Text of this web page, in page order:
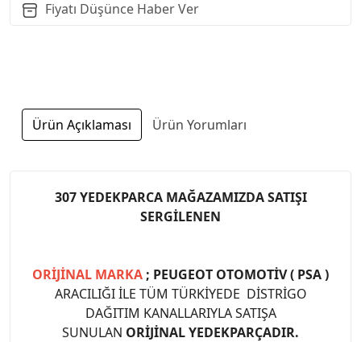
Fiyatı Düşünce Haber Ver
Ürün Açıklaması Ürün Yorumları
307 YEDEKPARCA MAĞAZAMIZDA SATIŞI
SERGİLENEN
ORİJİNAL MARKA ; PEUGEOT OTOMOTİV ( PSA )
ARACILIĞI İLE TÜM TÜRKİYEDE DİSTRİGO
DAĞITIM KANALLARIYLA SATIŞA
SUNULAN ORİJİNAL YEDEKPARÇADIR.